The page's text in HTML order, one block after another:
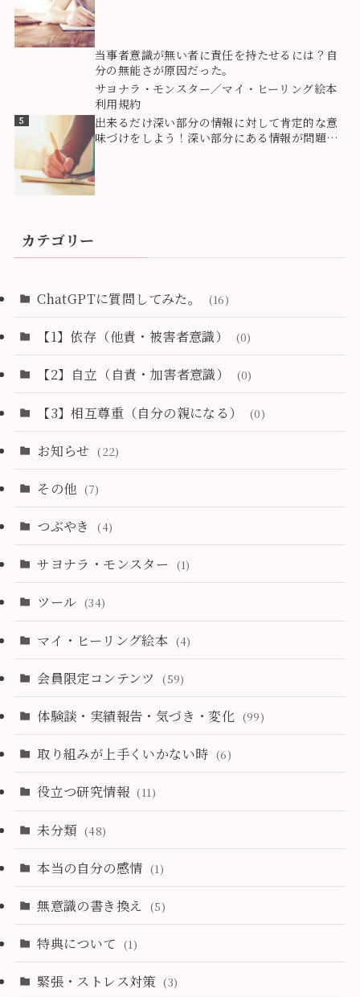
当事者意識が無い者に責任を持たせるには？自
分の無能さが原因だった。
サヨナラ・モンスター／マイ・ヒーリング絵本
利用規約
5
出来るだけ深い部分の情報に対して肯定的な意
味づけをしよう！深い部分にある情報が問題を
創っている！
カテゴリー
ChatGPTに質問してみた。 (16)
【1】依存（他責・被害者意識） (0)
【2】自立（自責・加害者意識） (0)
【3】相互尊重（自分の親になる） (0)
お知らせ (22)
その他 (7)
つぶやき (4)
サヨナラ・モンスター (1)
ツール (34)
マイ・ヒーリング絵本 (4)
会員限定コンテンツ (59)
体験談・実績報告・気づき・変化 (99)
取り組みが上手くいかない時 (6)
役立つ研究情報 (11)
未分類 (48)
本当の自分の感情 (1)
無意識の書き換え (5)
特典について (1)
緊張・ストレス対策 (3)